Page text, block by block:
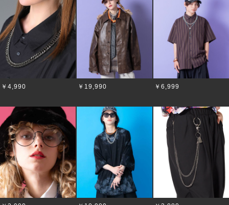
￥4,990 ￥19,990 ￥6,999